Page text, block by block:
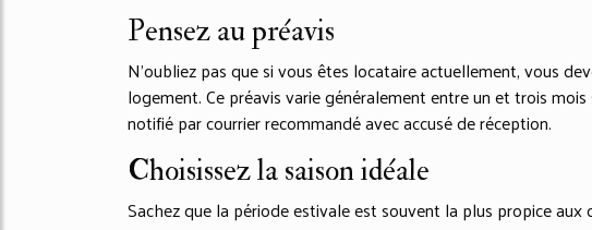
Pensez au préavis
N’oubliez pas que si vous êtes locataire actuellement, vous
logement. Ce préavis varie généralement entre un et trois
notifié par courrier recommandé avec accusé de réception.
Choisissez la saison idéale
Sachez que la période estivale est souvent la plus propice